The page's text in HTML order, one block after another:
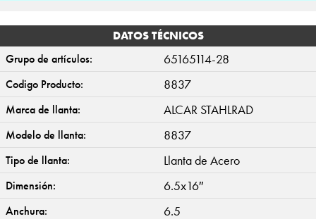
DATOS TÉCNICOS
Grupo de artículos:
65165114-28
Codigo Producto: 8837
Marca de llanta: ALCAR STAHLRAD
Modelo de llanta: 8837
Tipo de llanta: Llanta de Acero
Dimensión: 6.5x16″
Anchura: 6.5